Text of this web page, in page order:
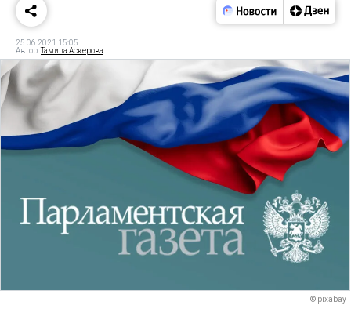
25.06.2021 15:05
Автор:Тамила Аскерова
© pixabay